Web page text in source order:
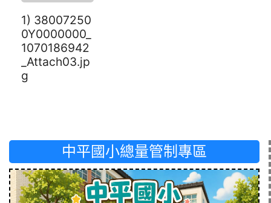
1) 38007250
0Y0000000_
1070186942
_Attach03.jp
g
中平國小總量管制專區